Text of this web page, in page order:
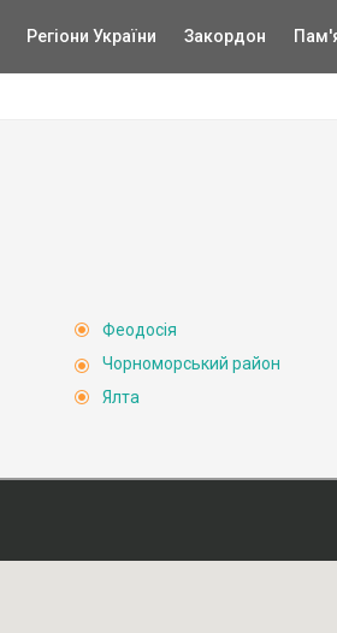
Регіони України Закордон
Феодосія
Чорноморський район
Ялта